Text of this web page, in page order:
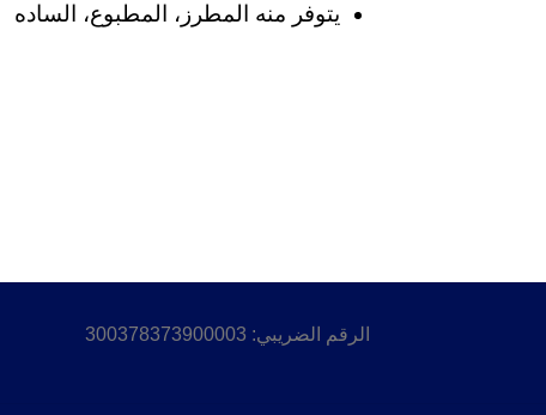
يتوفر منه المطرز، المطبوع، الساده
الرقم الضريبي: 300378373900003